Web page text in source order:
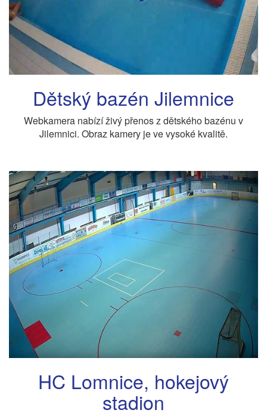
Dětský bazén Jilemnice
Webkamera nabízí živý přenos z dětského bazénu v
Jilemnici. Obraz kamery je ve vysoké kvalitě.
HC Lomnice, hokejový
stadion